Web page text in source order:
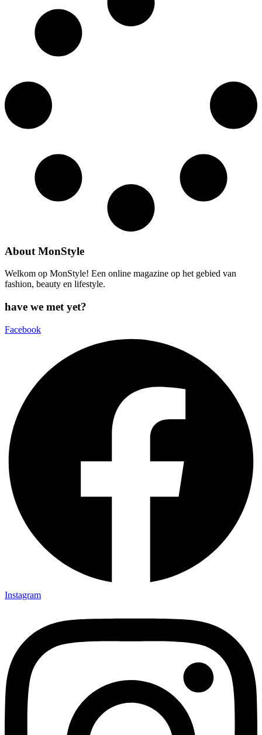
About MonStyle
Welkom op MonStyle! Een online magazine op het gebied van
fashion, beauty en lifestyle.
have we met yet?
Facebook
Instagram